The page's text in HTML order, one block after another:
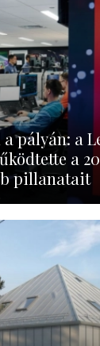
pályán: a
a
pillanatait